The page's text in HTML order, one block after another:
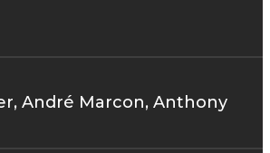
André Marcon, Anthony